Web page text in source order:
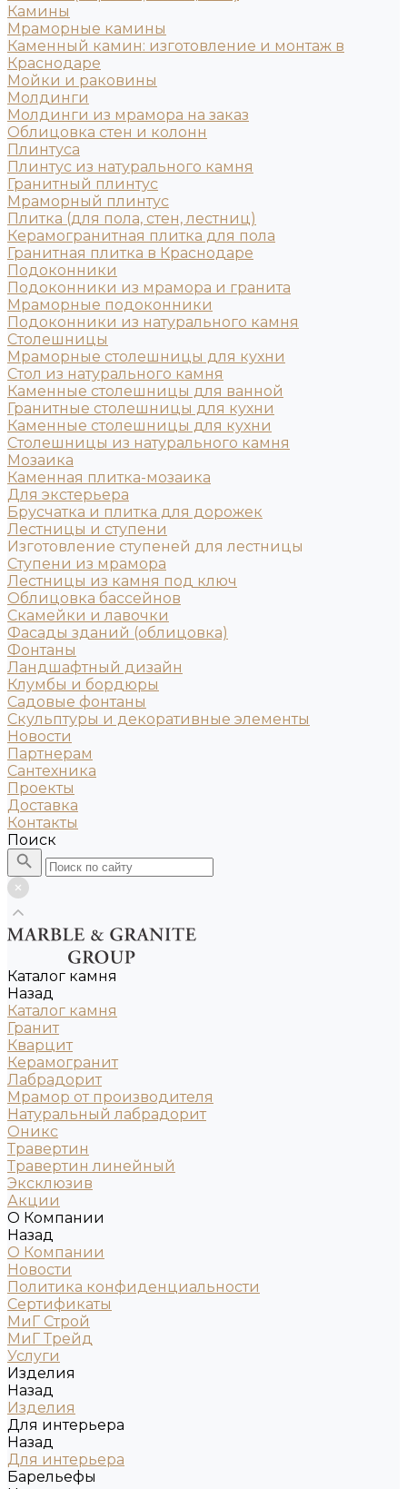
Камины
Мраморные камины
Каменный камин: изготовление и монтаж в
Краснодаре
Мойки и раковины
Молдинги
Молдинги из мрамора на заказ
Облицовка стен и колонн
Плинтуса
Плинтус из натурального камня
Гранитный плинтус
Мраморный плинтус
Плитка (для пола, стен, лестниц)
Керамогранитная плитка для пола
Гранитная плитка в Краснодаре
Подоконники
Подоконники из мрамора и гранита
Мраморные подоконники
Подоконники из натурального камня
Столешницы
Мраморные столешницы для кухни
Стол из натурального камня
Каменные столешницы для ванной
Гранитные столешницы для кухни
Каменные столешницы для кухни
Столешницы из натурального камня
Мозаика
Каменная плитка-мозаика
Для экстерьера
Брусчатка и плитка для дорожек
Лестницы и ступени
Изготовление ступеней для лестницы
Ступени из мрамора
Лестницы из камня под ключ
Облицовка бассейнов
Скамейки и лавочки
Фасады зданий (облицовка)
Фонтаны
Ландшафтный дизайн
Клумбы и бордюры
Садовые фонтаны
Скульптуры и декоративные элементы
Новости
Партнерам
Сантехника
Проекты
Доставка
Контакты
Поиск
Каталог камня
Назад
Каталог камня
Гранит
Кварцит
Керамогранит
Лабрадорит
Мрамор от производителя
Натуральный лабрадорит
Оникс
Травертин
Травертин линейный
Эксклюзив
Акции
О Компании
Назад
О Компании
Новости
Политика конфиденциальности
Сертификаты
МиГ Строй
МиГ Трейд
Услуги
Изделия
Назад
Изделия
Для интерьера
Назад
Для интерьера
Барельефы